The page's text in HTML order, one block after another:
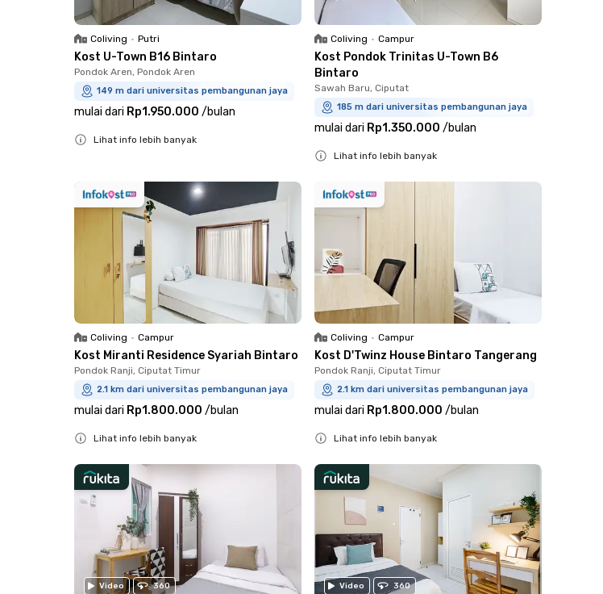
Coliving • Putri
Kost U-Town B16 Bintaro
Pondok Aren, Pondok Aren
149 m dari universitas pembangunan jaya
mulai dari Rp1.950.000 /bulan
Lihat info lebih banyak
Coliving • Campur
Kost Pondok Trinitas U-Town B6
Bintaro
Sawah Baru, Ciputat
185 m dari universitas pembangunan jaya
mulai dari Rp1.350.000 /bulan
Lihat info lebih banyak
Coliving • Campur
Kost Miranti Residence Syariah Bintaro
Pondok Ranji, Ciputat Timur
2.1 km dari universitas pembangunan jaya
mulai dari Rp1.800.000 /bulan
Lihat info lebih banyak
Coliving • Campur
Kost D'Twinz House Bintaro Tangerang
Pondok Ranji, Ciputat Timur
2.1 km dari universitas pembangunan jaya
mulai dari Rp1.800.000 /bulan
Lihat info lebih banyak
Video 360 Video 360